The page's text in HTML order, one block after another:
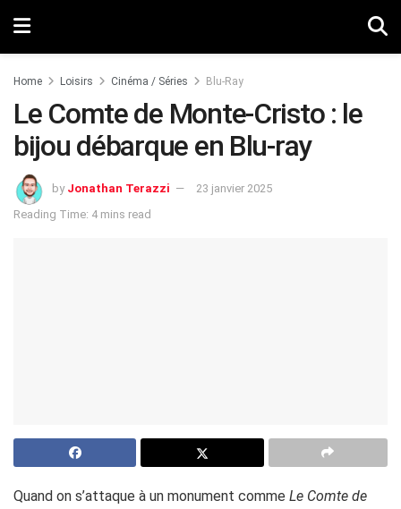
Home Loisirs Cinéma / Séries Blu-Ray
Le Comte de Monte-Cristo : le
bijou débarque en Blu-ray
by Jonathan Terazzi
23 janvier 2025
Reading Time: 4 mins read
Quand on s’attaque à un monument comme Le Comte de